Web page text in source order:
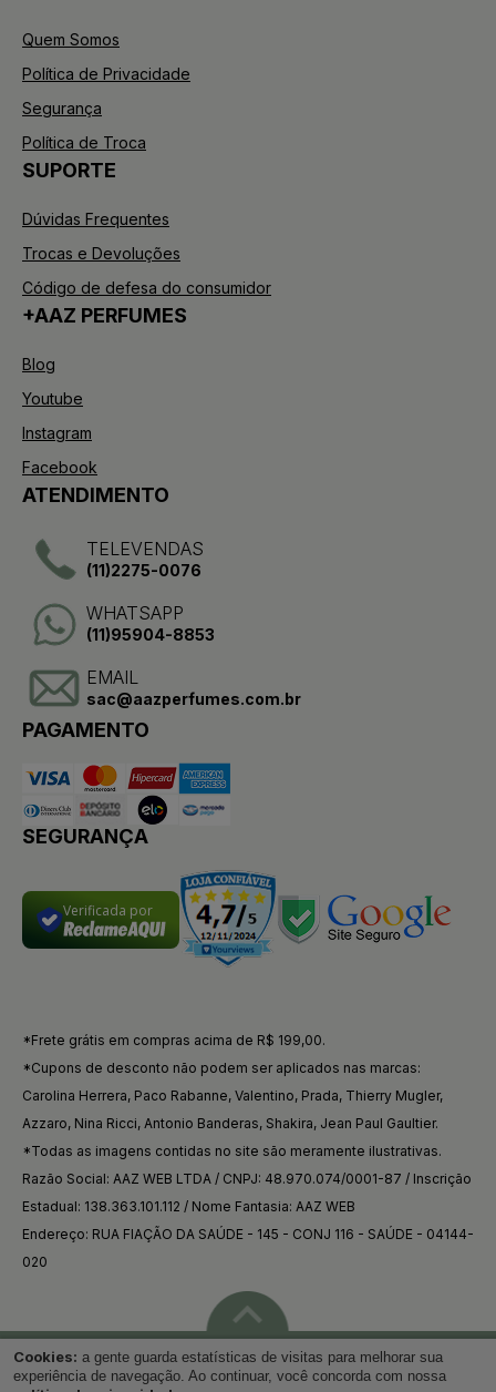
Quem Somos
Política de Privacidade
Segurança
Política de Troca
SUPORTE
Dúvidas Frequentes
Trocas e Devoluções
Código de defesa do consumidor
+AAZ PERFUMES
Blog
Youtube
Instagram
Facebook
ATENDIMENTO
TELEVENDAS
(11)2275-0076
WHATSAPP
(11)95904-8853
EMAIL
sac@aazperfumes.com.br
PAGAMENTO
SEGURANÇA
Verificada por
*Frete grátis em compras acima de R$ 199,00.
*Cupons de desconto não podem ser aplicados nas marcas:
Carolina Herrera, Paco Rabanne, Valentino, Prada, Thierry Mugler,
Azzaro, Nina Ricci, Antonio Banderas, Shakira, Jean Paul Gaultier.
*Todas as imagens contidas no site são meramente ilustrativas.
Razão Social: AAZ WEB LTDA / CNPJ: 48.970.074/0001-87 / Inscrição
Estadual: 138.363.101.112 / Nome Fantasia: AAZ WEB
Endereço: RUA FIAÇÃO DA SAÚDE - 145 - CONJ 116 - SAÚDE - 04144-
020
Voltar ao topo
Cookies: a gente guarda estatísticas de visitas para melhorar sua
experiência de navegação. Ao continuar, você concorda com nossa